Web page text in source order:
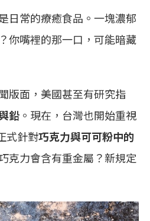
日常的療癒食品。一塊濃郁
你嘴裡的那一口，可能暗藏
版面，美國甚至有研究指
鉛 。現在，台灣也開始重視
式針對巧克力與可可粉中的
克力會含有重金屬？新規定